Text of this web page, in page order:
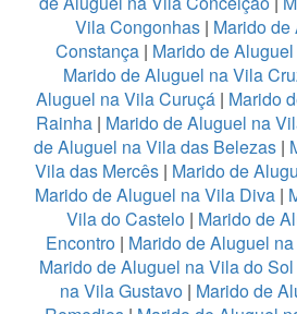
Vila Congonhas| Marido
Constança| Marido de
Marido de Aluguel na Vila
Aluguel na Vila Curuçá | Marido
Rainha | Marido de Aluguel na
de Aluguel na Vila das Belezas|
Vila das Mercês | Marido de
Marido de Aluguel na Vila Diva|
Vila do Castelo| Marido de
Encontro| Marido de Aluguel
Marido de Aluguel na Vila do Sol
na Vila Gustavo| Marido de